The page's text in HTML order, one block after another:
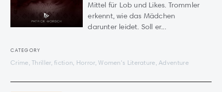
Mittel für Lob und Likes. Trommler
erkennt, wie das Mädchen
darunter leidet. Soll er...
CATEGORY
Crime, Thriller, fiction, Horror, Women's Literature, Adventure